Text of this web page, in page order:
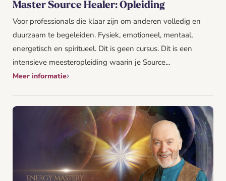
Master Source Healer: Opleiding
Voor professionals die klaar zijn om anderen volledig en
duurzaam te begeleiden. Fysiek, emotioneel, mentaal,
energetisch en spiritueel. Dit is geen cursus. Dit is een
intensieve meesteropleiding waarin je Source...
Meer informatie